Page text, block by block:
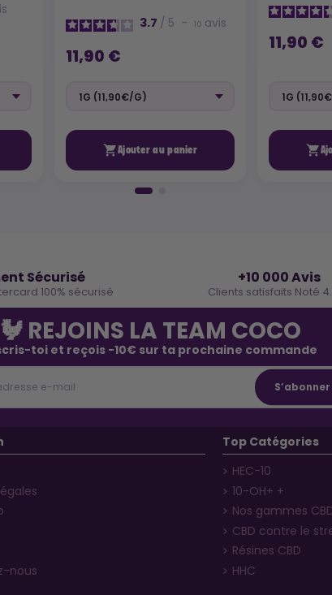
3.7 / 5 - 10 avis
11,90 €
Ajouter au panier
11,90 €

Sécurisé
100% sécurisé
+10 000 Avis
Clients satisfaits Noté
🐓 REJOINS LA TEAM COCO
toi et reçois -10€ sur ta prochaine commande
nous
Top Catégories
HEC-10
10-OH+ +
Nos gammes
CBD contre le
Résines CBD
HHC